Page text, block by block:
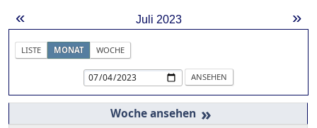
« »
Juli 2023
LISTE MONAT WOCHE
»